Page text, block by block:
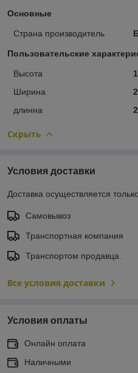
Основные
Страна производитель
Пользовательские
Высота
Ширина
длинна
Скрыть
Условия доставки
Доставка осуществляется
Самовывоз
Транспортная компания
Транспортом продавца.
Все условия доставки
Условия оплаты
Онлайн оплата
Наличными